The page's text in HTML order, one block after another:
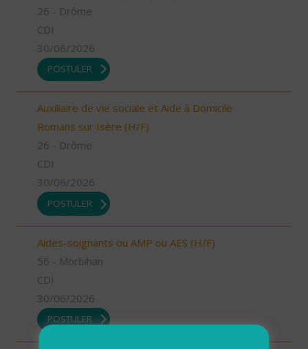
26 - Drôme
CDI
30/06/2026
POSTULER
Auxiliaire de vie sociale et Aide à Domicile
Romans sur Isère (H/F)
26 - Drôme
CDI
30/06/2026
POSTULER
Aides-soignants ou AMP ou AES (H/F)
56 - Morbihan
CDI
30/06/2026
POSTULER